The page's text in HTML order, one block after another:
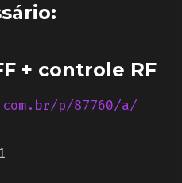
+ controle RF
p/87760/a/